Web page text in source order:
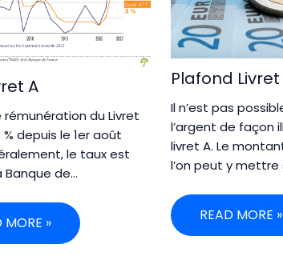
A
rémunération du Livret
depuis le 1er août
le taux est
Banque de…
MORE »
Plafond Livret
Il n’est pas
l’argent de façon
livret A. Le
l’on peut y mettre
READ MORE »